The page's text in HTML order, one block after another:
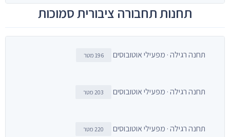
תחנות תחבורה ציבורית סמוכות
תחנה רגילה · מפעילי אוטובוסים 196 מטר
תחנה רגילה · מפעילי אוטובוסים 203 מטר
תחנה רגילה · מפעילי אוטובוסים 220 מטר